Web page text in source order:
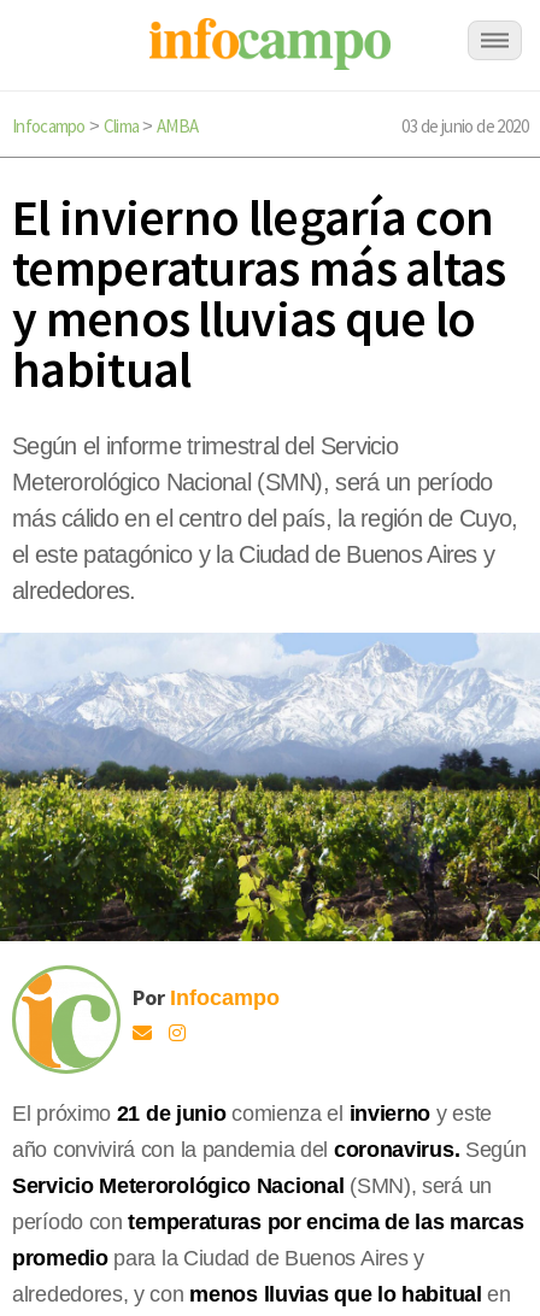
Infocampo > Clima>AMBA 03 de junio de 2020
El invierno llegaría con
temperaturas más altas
y menos lluvias que lo
habitual
Según el informe trimestral del Servicio
Meterorológico Nacional (SMN), será un período
más cálido en el centro del país, la región de Cuyo,
el este patagónico y la Ciudad de Buenos Aires y
alrededores.
Por Infocampo
El próximo 21 de juniocomienza el invierno y este
año convivirá con la pandemia del coronavirus. Según
Servicio Meterorológico Nacional (SMN), será un
período contemperaturas por encima de las marcas
promediopara la Ciudad de Buenos Aires y
alrededores, y con menos lluvias que lo habitual en